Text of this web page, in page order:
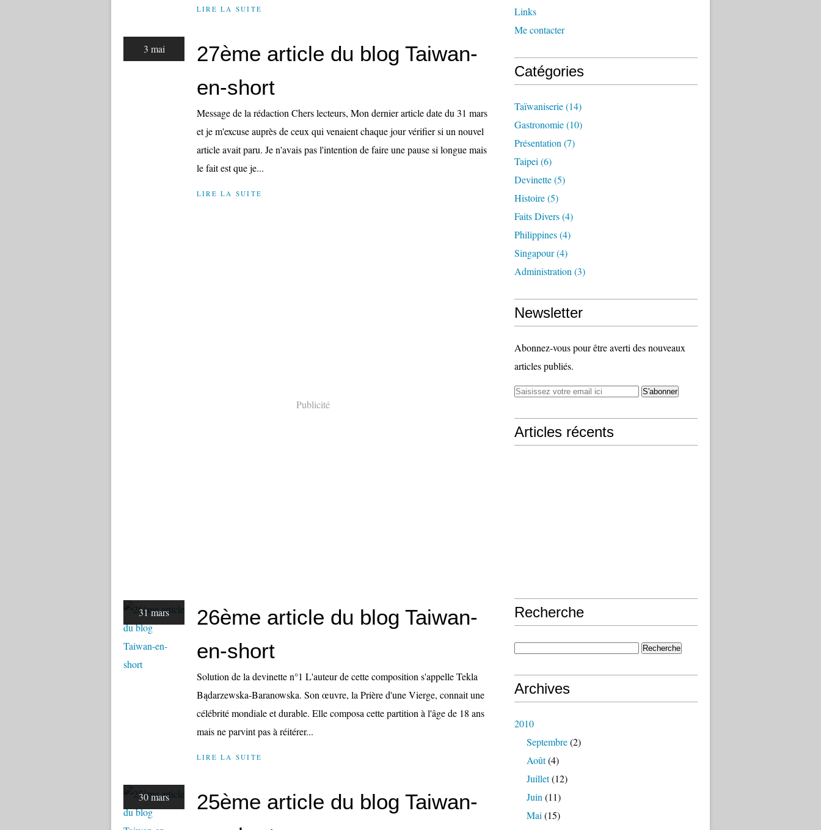
LIRE LA SUITE
3 mai
27ème article du blog Taiwan-
en-short
Message de la rédaction Chers lecteurs, Mon dernier article date du 31 mars
et je m'excuse auprès de ceux qui venaient chaque jour vérifier si un nouvel
article avait paru. Je n'avais pas l'intention de faire une pause si longue mais
le fait est que je...
LIRE LA SUITE
Publicité
31 mars
26ème article du blog Taiwan-
en-short
Solution de la devinette n°1 L'auteur de cette composition s'appelle Tekla
Bądarzewska-Baranowska. Son œuvre, la Prière d'une Vierge, connait une
célébrité mondiale et durable. Elle composa cette partition à l'âge de 18 ans
mais ne parvint pas à réitérer...
LIRE LA SUITE
30 mars
25ème article du blog Taiwan-
Links
Me contacter
Catégories
Taïwaniserie(14)
Gastronomie(10)
Présentation (7)
Taipei (6)
Devinette(5)
Histoire(5)
Faits Divers(4)
Philippines(4)
Singapour(4)
Administration (3)
Newsletter
Abonnez-vous pour être averti des nouveaux
articles publiés.
Articles récents
Recherche
Archives
2010
Septembre(2)
Août(4)
Juillet(12)
Juin (11)
Mai (15)